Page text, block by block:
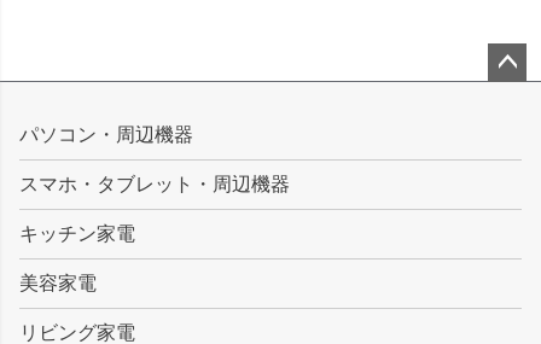
ップ
パソコン・周辺機器
スマホ・タブレット・周辺機器
キッチン家電
美容家電
リビング家電